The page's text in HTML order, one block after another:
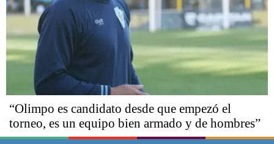
“Olimpo es candidato desde que empezó el
torneo, es un equipo bien armado y de hombres”